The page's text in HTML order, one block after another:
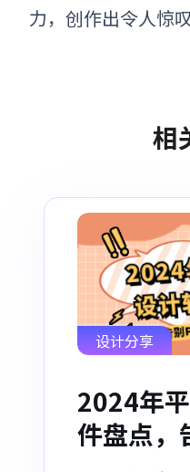
力，创作出令人惊
相
设计分享
2024年
件盘点，